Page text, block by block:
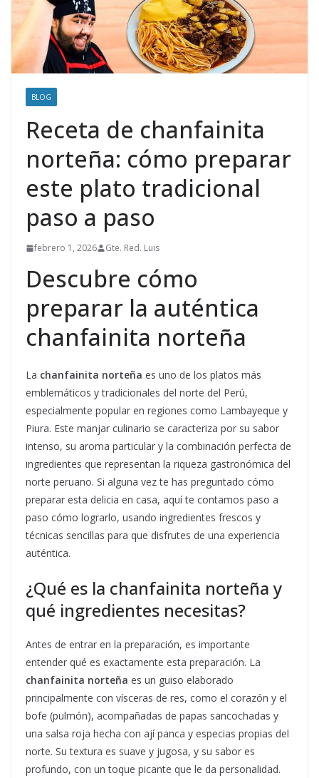
BLOG
Receta de chanfainita
norteña: cómo preparar
este plato tradicional
paso a paso
febrero 1, 2026 Gte. Red. Luis
Descubre cómo
preparar la auténtica
chanfainita norteña
La chanfainita norteña es uno de los platos más
emblemáticos y tradicionales del norte del Perú,
especialmente popular en regiones como Lambayeque y
Piura. Este manjar culinario se caracteriza por su sabor
intenso, su aroma particular y la combinación perfecta de
ingredientes que representan la riqueza gastronómica del
norte peruano. Si alguna vez te has preguntado cómo
preparar esta delicia en casa, aquí te contamos paso a
paso cómo lograrlo, usando ingredientes frescos y
técnicas sencillas para que disfrutes de una experiencia
auténtica.
¿Qué es la chanfainita norteña y
qué ingredientes necesitas?
Antes de entrar en la preparación, es importante
entender qué es exactamente esta preparación. La
chanfainita norteña es un guiso elaborado
principalmente con vísceras de res, como el corazón y el
bofe (pulmón), acompañadas de papas sancochadas y
una salsa roja hecha con ají panca y especias propias del
norte. Su textura es suave y jugosa, y su sabor es
profundo, con un toque picante que le da personalidad.